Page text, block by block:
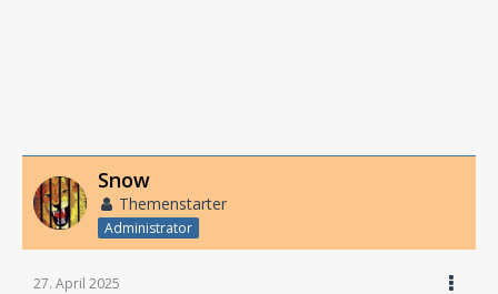
Snow
Themenstarter
Administrator
27. April 2025